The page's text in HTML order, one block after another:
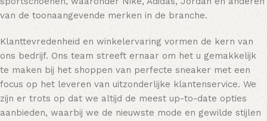
van de toonaangevende merken in de branche.
Klanttevredenheid en winkelervaring vormen de kern van
ons bedrijf. Ons team streeft ernaar om het u gemakkelijk
te maken bij het shoppen van perfecte sneaker met een
focus op het leveren van uitzonderlijke klantenservice. We
zijn er trots op dat we altijd de meest up-to-date opties
aanbieden, waarbij we de nieuwste mode en gewilde stijlen